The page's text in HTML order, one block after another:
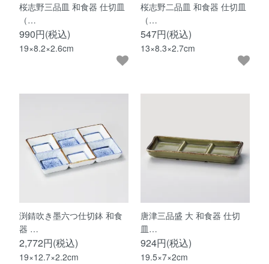
桜志野三品皿 和食器 仕切皿
（…
990円(税込)
19×8.2×2.6cm
桜志野二品皿 和食器 仕切皿
（…
547円(税込)
13×8.3×2.7cm
渕錆吹き墨六つ仕切鉢 和食
器 …
2,772円(税込)
19×12.7×2.2cm
唐津三品盛 大 和食器 仕切
皿…
924円(税込)
19.5×7×2cm